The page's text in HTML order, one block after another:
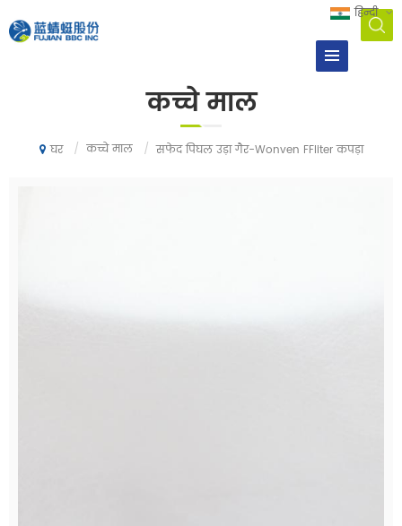
हिन्दी
कच्चे माल
घर / कच्चे माल / सफेद पिघल उड़ा गैर-Wonven FFliter कपड़ा